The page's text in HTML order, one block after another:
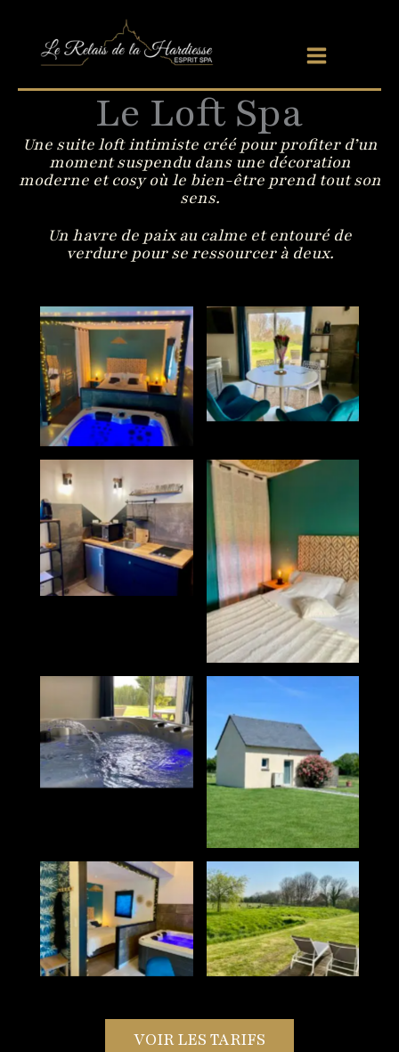
Le Loft Spa
Une suite loft intimiste créé pour profiter d’un
moment suspendu dans une décoration
moderne et cosy où le bien-être prend tout son
sens.
Un havre de paix au calme et entouré de
verdure pour se ressourcer à deux.
VOIR LES TARIFS